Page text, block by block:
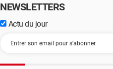
NEWSLETTERS
Actu du jour